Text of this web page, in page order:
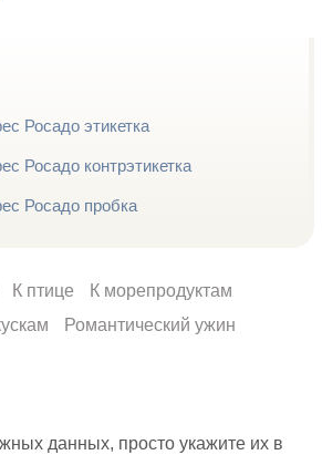
К птице
К морепродуктам
Романтический ужин
данных, просто укажите их в